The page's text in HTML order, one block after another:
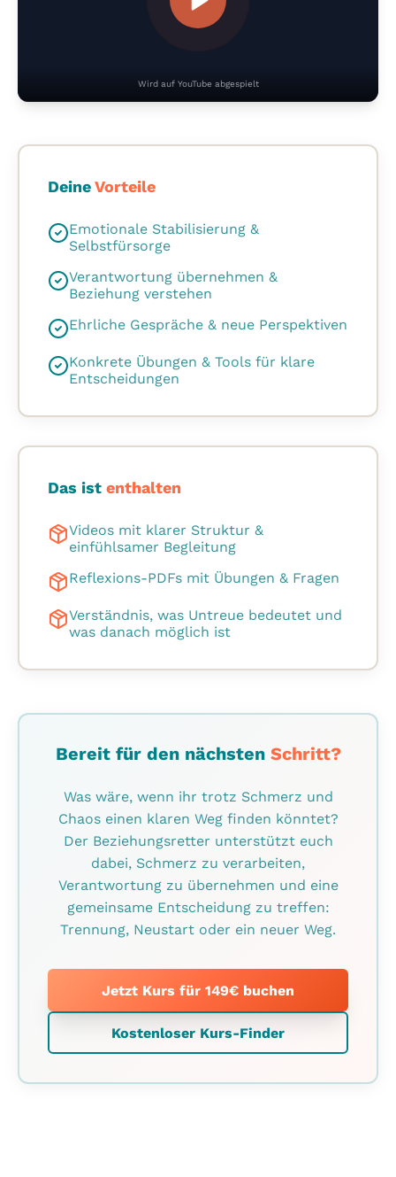
Wird auf YouTube abgespielt
DeineVorteile
Emotionale Stabilisierung &
Selbstfürsorge
Verantwortung übernehmen &
Beziehung verstehen
Ehrliche Gespräche & neue Perspektiven
Konkrete Übungen & Tools für klare
Entscheidungen
Das ist enthalten
Videos mit klarer Struktur &
einfühlsamer Begleitung
Reflexions-PDFs mit Übungen & Fragen
Verständnis, was Untreue bedeutet und
was danach möglich ist
Bereit für den nächsten Schritt?
Was wäre, wenn ihr trotz Schmerz und
Chaos einen klaren Weg finden könntet?
Der Beziehungsretter unterstützt euch
dabei, Schmerz zu verarbeiten,
Verantwortung zu übernehmen und eine
gemeinsame Entscheidung zu treffen:
Trennung, Neustart oder ein neuer Weg.
Jetzt Kurs für 149€ buchen
Kostenloser Kurs-Finder